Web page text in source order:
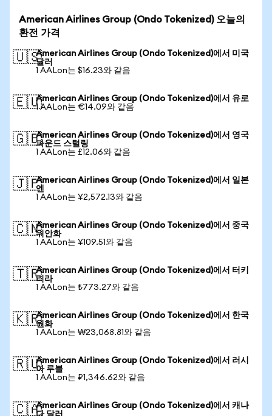
American Airlines Group (Ondo Tokenized) 오늘의
환전 가격
🇺🇸American Airlines Group (Ondo Tokenized)에서 미국
달러
1 AALon는 $16.23와 같음
🇪🇺American Airlines Group (Ondo Tokenized)에서 유로
1 AALon는 €14.09와 같음
🇬🇧American Airlines Group (Ondo Tokenized)에서 영국
파운드 스털링
1 AALon는 £12.06와 같음
🇯🇵American Airlines Group (Ondo Tokenized)에서 일본
엔
1 AALon는 ¥2,572.13와 같음
🇨🇳American Airlines Group (Ondo Tokenized)에서 중국
위안화
1 AALon는 ¥109.51와 같음
🇹🇷American Airlines Group (Ondo Tokenized)에서 터키
리라
1 AALon는 ₺773.27와 같음
🇰🇷American Airlines Group (Ondo Tokenized)에서 한국
원화
1 AALon는 ₩23,068.81와 같음
🇷🇺American Airlines Group (Ondo Tokenized)에서 러시
아 루블
1 AALon는 ₽1,346.62와 같음
🇨🇦American Airlines Group (Ondo Tokenized)에서 캐나
다 달러